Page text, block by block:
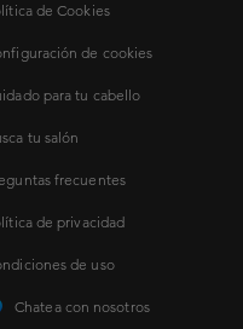
de Cookies
de cookies
para tu cabello
tu salón
frecuentes
de privacidad
de uso
Chatea con nosotros